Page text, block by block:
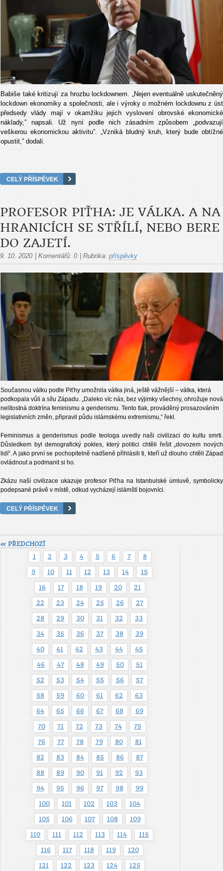
Babiše také kritizují za hrozbu lockdownem. „Nejen eventuálně uskutečněný
lockdown ekonomiky a společnosti, ale i výroky o možném lockdownu z úst
předsedy vlády mají v okamžiku jejich vyslovení obrovské ekonomické
náklady,” napsali. Už nyní podle nich zásadním způsobem „podvazují
veškerou ekonomickou aktivitu”. „Vzniká bludný kruh, který bude obtížné
opustit,” dodali.
CELÝ PŘÍSPĚVEK
PROFESOR PIŤHA: JE VÁLKA. A NA
HRANICÍCH SE STŘÍLÍ, NEBO BERE
DO ZAJETÍ.
9. 10. 2020 Komentářů: 0 Rubrika: příspěvky
Současnou válku podle Piťhy umožnila válka jiná, ještě vážnější – válka, která
podkopala vůli a sílu Západu. „Daleko víc nás, bez výjimky všechny, ohrožuje nová
nelítostná doktrína feminismu a genderismu. Tento tlak, prováděný prosazováním
legislativních změn, připravil půdu islámskému extremismu,“ řekl.
Feminismus a genderismus podle teologa uvedly naši civilizaci do kultu smrti.
Důsledkem byl demografický pokles, který politici chtěli řešit „dovozem nových
lidí“. A jako první se pochopitelně nadšeně přihlásili ti, kteří už dlouho chtěli Západ
ovládnout a podmanit si ho.
Zkázu naší civilizace ukazuje profesor Piťha na Istanbulské úmluvě, symbolicky
podepsané právě v místě, odkud vycházejí islámští bojovníci.
CELÝ PŘÍSPĚVEK
« PŘEDCHOZÍ
1
2 3 4 5 6 7 8
9 10 11 12 13 14 15
16 17 18 19 20 21
22 23 24 25 26 27
28 29 30 31 32 33
34 35 36 37 38 39
40 41 42 43 44 45
46 47 48 49 50 51
52 53 54 55 56 57
58 59 60 61 62 63
64 65 66 67 68 69
70 71 72 73 74 75
76 77 78 79 80 81
82 83 84 85 86 87
88 89 90 91 92 93
94 95 96 97 98 99
100 101 102 103 104
105 106 107 108 109
110 111 112 113 114 115
116 117 118 119 120
121 122 123 124 125